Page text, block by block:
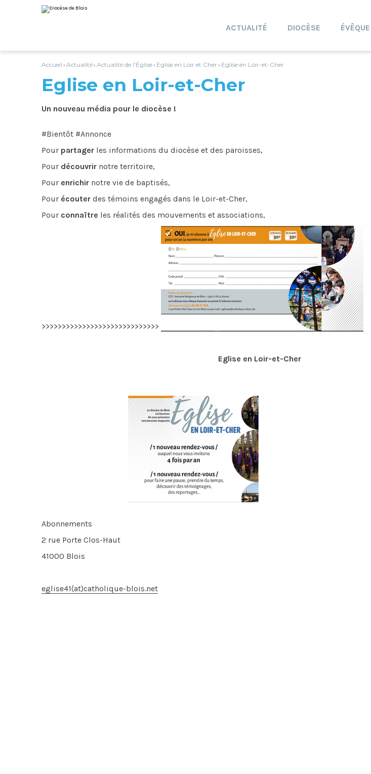
au
contenu.
personnels
ACTUALITÉ DIOCÈSE ÉVÊQUE
Accueil › Actualité› Actualité de l'Église› Eglise en Loir et Cher› Eglise en Loir-et-Cher
Eglise en Loir-et-Cher
Un nouveau média pour le diocèse !
#Bientôt #Annonce
Pour partager les informations du diocèse et des paroisses,
Pour découvrir notre territoire,
Pour enrichir notre vie de baptisés,
Pour écouter des témoins engagés dans le Loir-et-Cher,
Pour connaître les réalités des mouvements et associations,
>>>>>>>>>>>>>>>>>>>>>>>>>>>>>
Eglise en Loir-et-Cher
Abonnements
2 rue Porte Clos-Haut
41000 Blois
eglise41(at)catholique-blois.net